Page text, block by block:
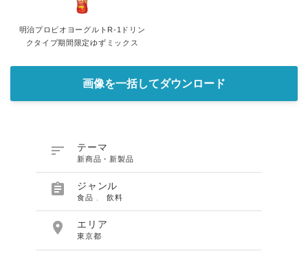
明治プロビオヨーグルトR-1ドリン
クタイプ期間限定ゆずミックス
画像を一括してダウンロード
 テーマ
新商品・新製品
 ジャンル
食品 飲料
 エリア
東京都